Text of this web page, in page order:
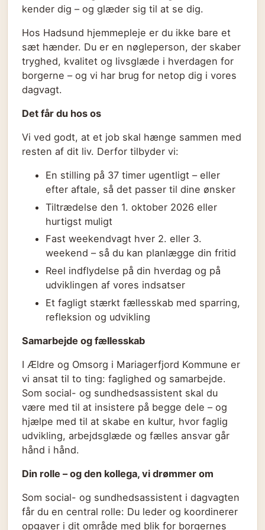
kender dig – og glæder sig til at se dig.
Hos Hadsund hjemmepleje er du ikke bare et
sæt hænder. Du er en nøgleperson, der skaber
tryghed, kvalitet og livsglæde i hverdagen for
borgerne – og vi har brug for netop dig i vores
dagvagt.
Det får du hos os
Vi ved godt, at et job skal hænge sammen med
resten af dit liv. Derfor tilbyder vi:
En stilling på 37 timer ugentligt – eller
efter aftale, så det passer til dine ønsker
Tiltrædelse den 1. oktober 2026 eller
hurtigst muligt
Fast weekendvagt hver 2. eller 3.
weekend – så du kan planlægge din fritid
Reel indflydelse på din hverdag og på
udviklingen af vores indsatser
Et fagligt stærkt fællesskab med sparring,
refleksion og udvikling
Samarbejde og fællesskab
I Ældre og Omsorg i Mariagerfjord Kommune er
vi ansat til to ting: faglighed og samarbejde.
Som social- og sundhedsassistent skal du
være med til at insistere på begge dele – og
hjælpe med til at skabe en kultur, hvor faglig
udvikling, arbejdsglæde og fælles ansvar går
hånd i hånd.
Din rolle – og den kollega, vi drømmer om
Som social- og sundhedsassistent i dagvagten
får du en central rolle: Du leder og koordinerer
opgaver i dit område med blik for borgernes